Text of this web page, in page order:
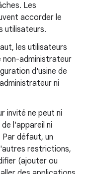
Les
accorder le
utilisateurs.
les utilisateurs
non-administrateur
d'usine de
ni
invité ne peut ni
l'appareil ni
défaut, un
restrictions,
(ajouter ou